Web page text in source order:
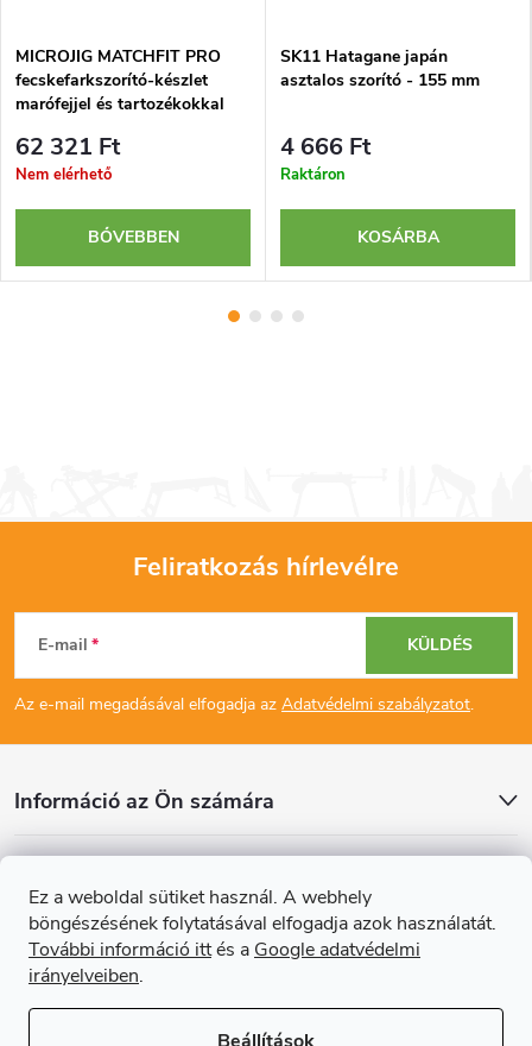
Ez a weboldal sütiket használ. A webhely
böngészésének folytatásával elfogadja azok használatát.
További információ ittés a Google adatvédelmi
irányelveiben.
MICROJIG MATCHFIT PRO
fecskefarkszorító-készlet
marófejjel és tartozékokkal
62 321 Ft
Nem elérhető
BŐVEBBEN
SK11 Hatagane japán
asztalos szorító - 155 mm
4 666 Ft
Raktáron
KOSÁRBA
L
á
b
é
Feliratkozás hírlevélre
E-mail
Az e-mail megadásával elfogadja az Adatvédelmi szabályzatot.
KÜLDÉS
Információ az Ön számára
Online fizetési lehetőséget biztosítunk